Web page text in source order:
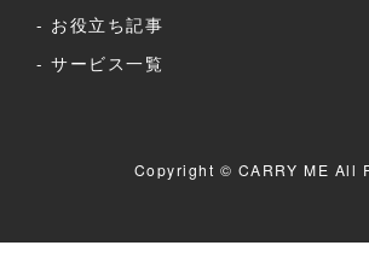
お役立ち記事
サービス一覧
Copyright © CARRY ME All